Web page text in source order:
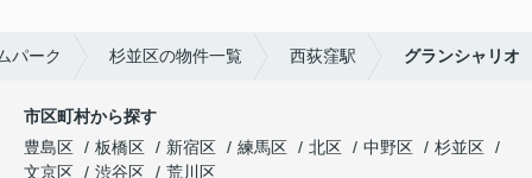
パーク 杉並区の物件一覧 西荻窪駅 グランシャリオ
市区町村から探す
豊島区
板橋区 新宿区 練馬区 北区 中野区
杉並区
文京区
渋谷区
荒川区